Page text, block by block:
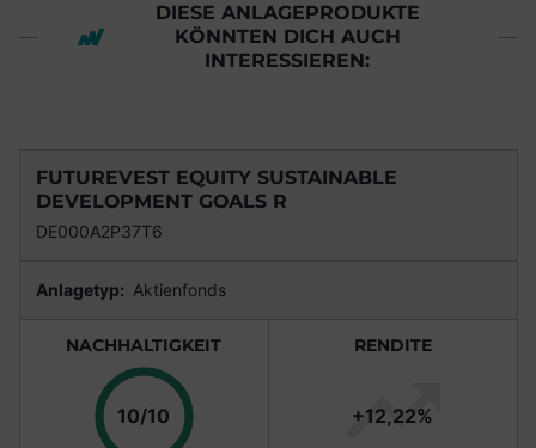
DIESE ANLAGEPRODUKTE
KÖNNTEN DICH AUCH
INTERESSIEREN:
FUTUREVEST EQUITY SUSTAINABLE
DEVELOPMENT GOALS R
DE000A2P37T6
Anlagetyp: Aktienfonds
NACHHALTIGKEIT
10/10 Punkte
RENDITE
+12,22%